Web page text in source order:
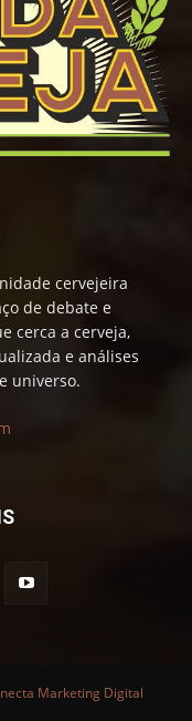
cervejeira
de debate e
cerca a cerveja,
e análises
universo.
Marketing Digital